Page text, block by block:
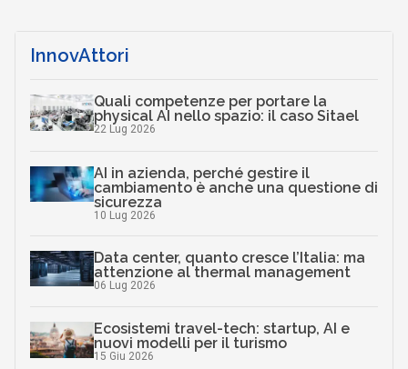
InnovAttori
Quali competenze per portare la
physical AI nello spazio: il caso Sitael
22 Lug 2026
AI in azienda, perché gestire il
cambiamento è anche una questione di
sicurezza
10 Lug 2026
Data center, quanto cresce l’Italia: ma
attenzione al thermal management
06 Lug 2026
Ecosistemi travel-tech: startup, AI e
nuovi modelli per il turismo
15 Giu 2026